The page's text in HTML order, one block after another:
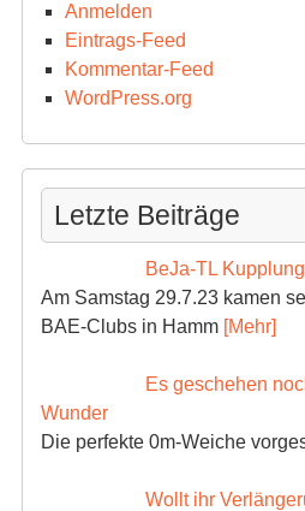
Anmelden
Eintrags-Feed
Kommentar-Feed
WordPress.org
Letzte Beiträge
BeJa-TL
Am Samstag 29.7.23 kamen
BAE-Clubs in Hamm [Mehr]
Es geschehen
Wunder
Die perfekte 0m-Weiche
Wollt ihr